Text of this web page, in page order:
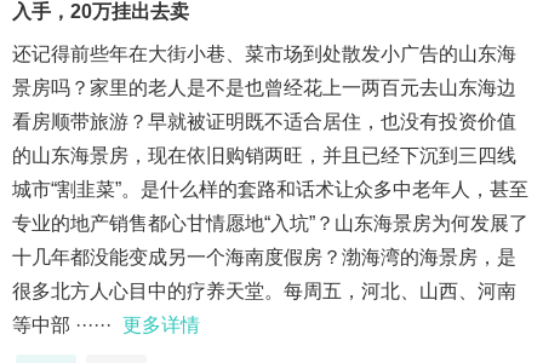
入手，20万挂出去卖
还记得前些年在大街小巷、菜市场到处散发小广告的山东海
景房吗？家里的老人是不是也曾经花上一两百元去山东海边
看房顺带旅游？早就被证明既不适合居住，也没有投资价值
的山东海景房，现在依旧购销两旺，并且已经下沉到三四线
城市“割韭菜”。是什么样的套路和话术让众多中老年人，甚至
专业的地产销售都心甘情愿地“入坑”？山东海景房为何发展了
十几年都没能变成另一个海南度假房？渤海湾的海景房，是
很多北方人心目中的疗养天堂。每周五，河北、山西、河南
等中部 ······ 更多详情